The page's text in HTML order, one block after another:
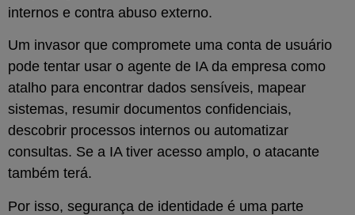
internos e contra abuso externo.
Um invasor que compromete uma conta de usuário
pode tentar usar o agente de IA da empresa como
atalho para encontrar dados sensíveis, mapear
sistemas, resumir documentos confidenciais,
descobrir processos internos ou automatizar
consultas. Se a IA tiver acesso amplo, o atacante
também terá.
Por isso, segurança de identidade é uma parte